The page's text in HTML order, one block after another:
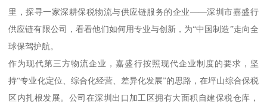
里，探寻一家深耕保税物流与供应链服务的企业——深圳市嘉盛行
供应链有限公司，看看他们如何用专业与创新，为“中国制造”走向全
球保驾护航。
作为现代第三方物流企业，嘉盛行按照现代企业制度的要求，坚
持“专业化定位、综合化经营、差异化发展”的思路，在坪山综合保税
区内扎根发展。公司在深圳出口加工区拥有大面积自建保税仓库，